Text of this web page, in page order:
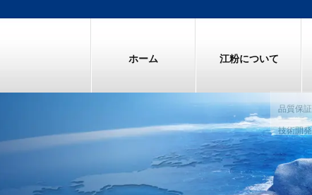
ホーム 江粉について
品質保証
技術開発